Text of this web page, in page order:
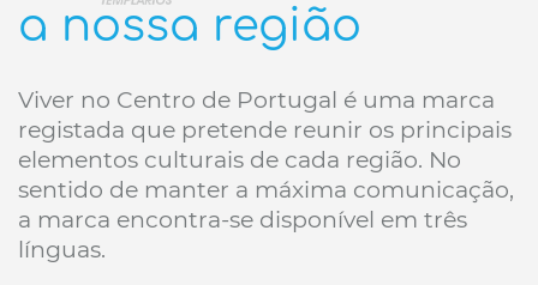
a nossa região
Viver no Centro de Portugal é uma marca
registada que pretende reunir os principais
elementos culturais de cada região. No
sentido de manter a máxima comunicação,
a marca encontra-se disponível em três
línguas.